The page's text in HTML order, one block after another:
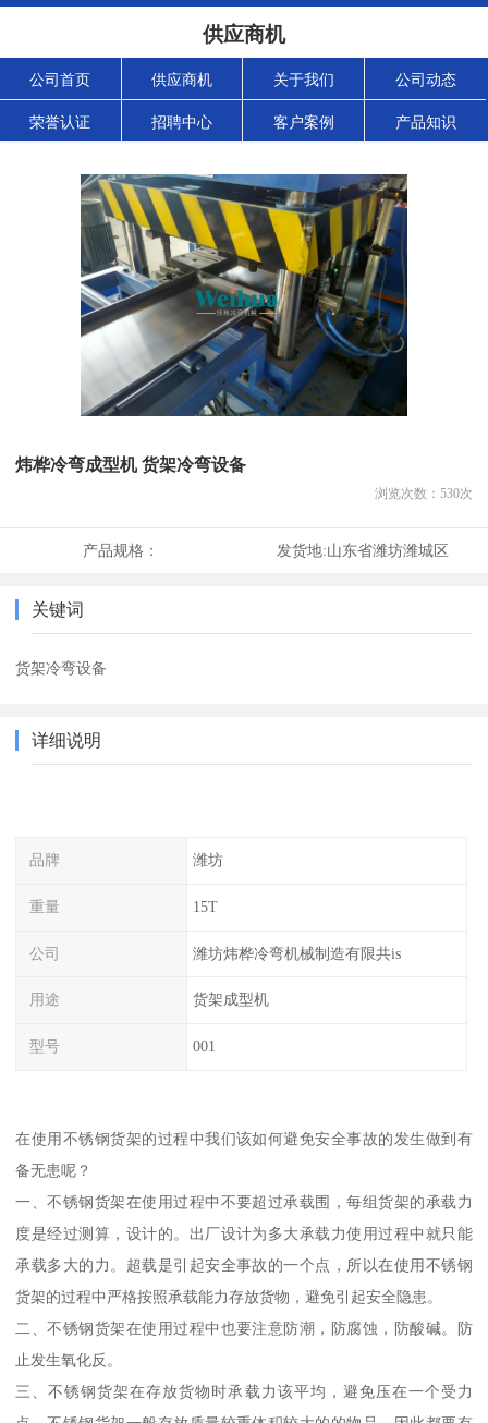
供应商机
公司首页 供应商机 关于我们 公司动态
荣誉认证 招聘中心 客户案例 产品知识
炜桦冷弯成型机 货架冷弯设备
浏览次数： 530次
产品规格： 发货地:山东省潍坊潍城区
关键词
货架冷弯设备
详细说明
品牌 潍坊
重量 15T
公司 潍坊炜桦冷弯机械制造有限共is
用途 货架成型机
型号 001
在使用不锈钢货架的过程中我们该如何避免安全事故的发生做到有
备无患呢？
一、不锈钢货架在使用过程中不要超过承载围，每组货架的承载力
度是经过测算，设计的。出厂设计为多大承载力使用过程中就只能
承载多大的力。超载是引起安全事故的一个点，所以在使用不锈钢
货架的过程中严格按照承载能力存放货物，避免引起安全隐患。
二、不锈钢货架在使用过程中也要注意防潮，防腐蚀，防酸碱。防
止发生氧化反。
三、不锈钢货架在存放货物时承载力该平均，避免压在一个受力